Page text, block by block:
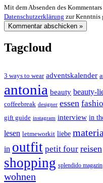
Mit dem Absenden des
Datenschutzerklärung zur Kenntnis
Tagcloud
3 ways to wear adventskalender
antonia beauty beauty-
coffeebreak designer essen
gift guide instagram interview in
lesen letmeworkit liebe
in outfit petit four reisen
shopping splendido magazin
wohnen